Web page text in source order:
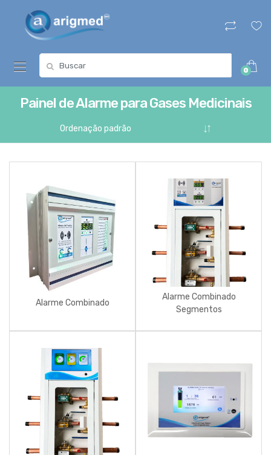
navigation
content
for:
0
Painel de Alarme para Gases Medicinais
Alarme Combinado
Alarme Combinado
Segmentos